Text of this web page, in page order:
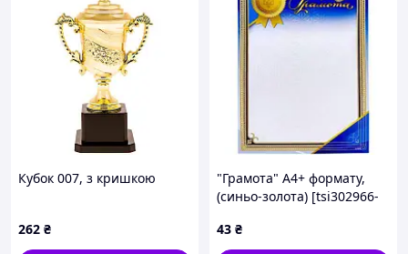
Кубок 007, з кришкою
262 ₴
"Грамота" А4+ формату,
(синьо-золота) [tsi302966-
43 ₴